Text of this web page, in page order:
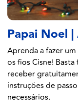
Papai Noel
Aprenda a fazer
os fios Cisne!
receber
instruções de
necessários.